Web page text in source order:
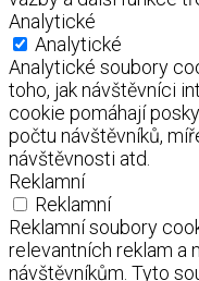
Analytické
Analytické
Analytické soubory
toho, jak návštěvníci
cookie pomáhají
počtu návštěvníků,
návštěvnosti atd.
Reklamní
Reklamní
Reklamní soubory
relevantních reklam a
návštěvníkům. Tyto